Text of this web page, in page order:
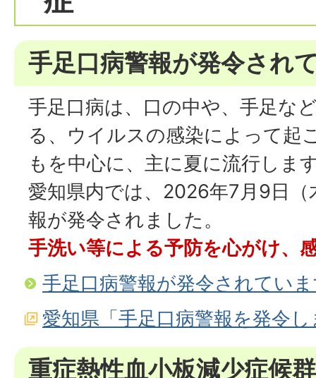
手足口病警報が発令され
⼿⾜⼝病は、⼝の中や、⼿⾜な
る、ウイルスの感染によって起
もを中⼼に、主に夏に流⾏しま
愛知県内では、2026年7⽉9⽇（
報が発令されました。
⼿洗い等による予防を⼼がけ、
手足口病警報が発令されてい
愛知県「手足口病警報を発令
重症熱性血小板減少症候